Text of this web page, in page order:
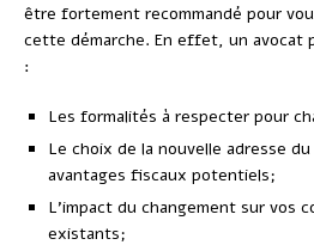
être fortement recommandé pour
cette démarche. En effet, un avocat
:
Les formalités à respecter pour
Le choix de la nouvelle adresse
avantages fiscaux potentiels;
L’impact du changement sur vos
existants;